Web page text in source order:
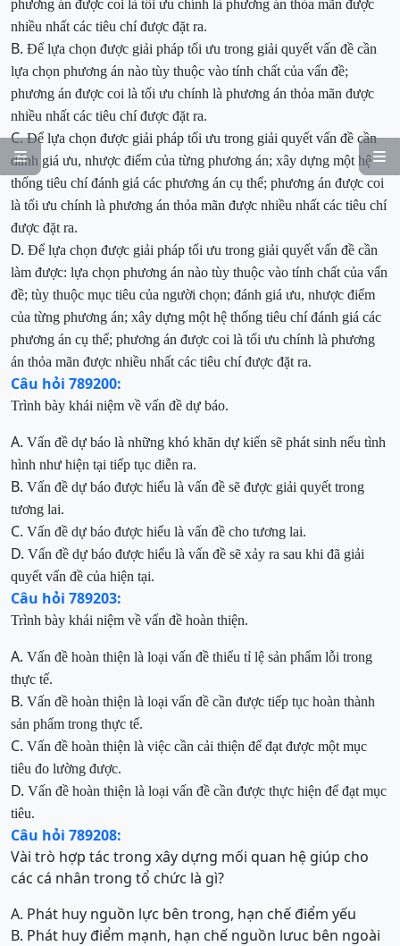


phương án được coi là tối ưu chính là phương án thỏa mãn được
nhiều nhất các tiêu chí được đặt ra.
B. Để lựa chọn được giải pháp tối ưu trong giải quyết vấn đề cần
lựa chọn phương án nào tùy thuộc vào tính chất của vấn đề;
phương án được coi là tối ưu chính là phương án thỏa mãn được
nhiều nhất các tiêu chí được đặt ra.
C.Để lựa chọn được giải pháp tối ưu trong giải quyết vấn đề cần
đánh giá ưu, nhược điểm của từng phương án; xây dựng một hệ
thống tiêu chí đánh giá các phương án cụ thể; phương án được coi
là tối ưu chính là phương án thỏa mãn được nhiều nhất các tiêu chí
được đặt ra.
D. Để lựa chọn được giải pháp tối ưu trong giải quyết vấn đề cần
làm được: lựa chọn phương án nào tùy thuộc vào tính chất của vấn
đề; tùy thuộc mục tiêu của người chọn; đánh giá ưu, nhược điểm
của từng phương án; xây dựng một hệ thống tiêu chí đánh giá các
phương án cụ thể; phương án được coi là tối ưu chính là phương
án thỏa mãn được nhiều nhất các tiêu chí được đặt ra.
Câu hỏi 789200:
Trình bày khái niệm về vấn đề dự báo.
A. Vấn đề dự báo là những khó khăn dự kiến sẽ phát sinh nếu tình
hình như hiện tại tiếp tục diễn ra.
B. Vấn đề dự báo được hiểu là vấn đề sẽ được giải quyết trong
tương lai.
C. Vấn đề dự báo được hiểu là vấn đề cho tương lai.
D. Vấn đề dự báo được hiểu là vấn đề sẽ xảy ra sau khi đã giải
quyết vấn đề của hiện tại.
Câu hỏi 789203:
Trình bày khái niệm về vấn đề hoàn thiện.
A. Vấn đề hoàn thiện là loại vấn đề thiểu tỉ lệ sản phẩm lỗi trong
thực tế.
B. Vấn đề hoàn thiện là loại vấn đề cần được tiếp tục hoàn thành
sản phẩm trong thực tế.
C. Vấn đề hoàn thiện là việc cần cải thiện để đạt được một mục
tiêu đo lường được.
D. Vấn đề hoàn thiện là loại vấn đề cần được thực hiện để đạt mục
tiêu.
Câu hỏi 789208:
Vài trò hợp tác trong xây dựng mối quan hệ giúp cho
các cá nhân trong tổ chức là gì?
A. Phát huy nguồn lực bên trong, hạn chế điểm yếu
B. Phát huy điểm mạnh, hạn chế nguồn lưuc bên ngoài